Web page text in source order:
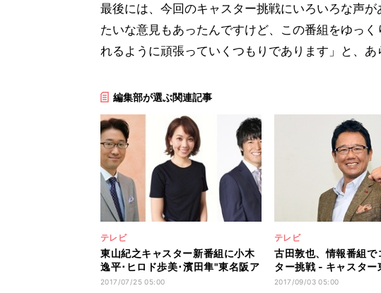
最後には、今回のキャスター挑戦にいろいろな声
たいな意見もあったんですけど、この番組をゆっ
れるように頑張っていくつもりであります」と、あ
編集部が選ぶ関連記事
テレビ
東山紀之キャスター新番組に小木
逸平･ヒロド歩美･濱田隼"東名阪ア
ナ"集結
2017/07/25 05:00
テレビ
古田敦也、情報番組で
ター挑戦 - キャスター
意気投合
2017/09/03 05:00